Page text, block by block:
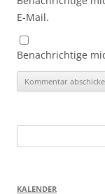
E-Mail.
Benachrichtige
nach:
KALENDER